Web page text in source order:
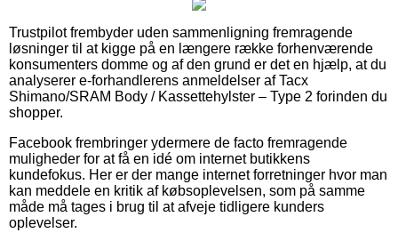
Trustpilot frembyder uden sammenligning fremragende
løsninger til at kigge på en længere række forhenværende
konsumenters domme og af den grund er det en hjælp, at du
analyserer e-forhandlerens anmeldelser af Tacx
Shimano/SRAM Body / Kassettehylster – Type 2 forinden du
shopper.
Facebook frembringer ydermere de facto fremragende
muligheder for at få en idé om internet butikkens
kundefokus. Her er der mange internet forretninger hvor man
kan meddele en kritik af købsoplevelsen, som på samme
måde må tages i brug til at afveje tidligere kunders
oplevelser.